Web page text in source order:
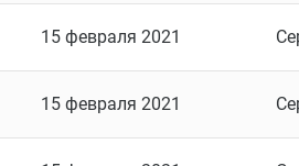
15 февраля 2021
15 февраля 2021